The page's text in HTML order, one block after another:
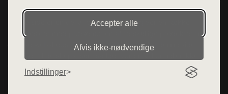
Accepter alle
Afvis ikke‑nødvendige
Indstillinger
Denne side er en del af want.dk, der udgiver en række
hjemmesider med præsentation af forskellige produkter fra
diverse webshops. Der sælges ikke varer fra denne side - vi
henviser til de shops, som sælger varen. Vi har heller ikke
varerne på lager.